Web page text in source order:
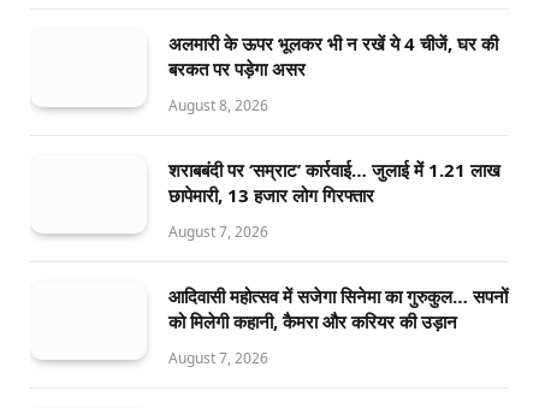
अलमारी के ऊपर भूलकर भी न रखें ये 4 चीजें, घर की
बरकत पर पड़ेगा असर
August 8, 2026
शराबबंदी पर ‘सम्राट’ कार्रवाई… जुलाई में 1.21 लाख
छापेमारी, 13 हजार लोग गिरफ्तार
August 7, 2026
आदिवासी महोत्सव में सजेगा सिनेमा का गुरुकुल… सपनों
को मिलेगी कहानी, कैमरा और करियर की उड़ान
August 7, 2026